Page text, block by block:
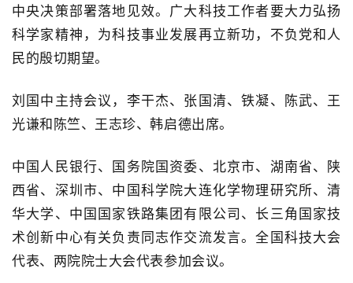
中央决策部署落地见效。广大科技工作者要大力弘扬
科学家精神，为科技事业发展再立新功，不负党和人
民的殷切期望。
刘国中主持会议，李干杰、张国清、铁凝、陈武、王
光谦和陈竺、王志珍、韩启德出席。
中国人民银行、国务院国资委、北京市、湖南省、陕
西省、深圳市、中国科学院大连化学物理研究所、清
华大学、中国国家铁路集团有限公司、长三角国家技
术创新中心有关负责同志作交流发言。全国科技大会
代表、两院院士大会代表参加会议。